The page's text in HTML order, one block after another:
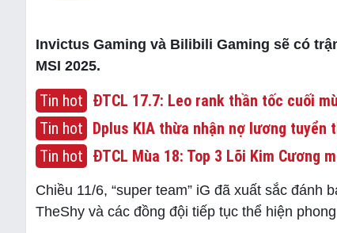
Invictus Gaming và Bilibili Gaming sẽ có
MSI 2025.
Tin hot ĐTCL 17.7: Leo rank thần tốc cuối
Tin hot Dplus KIA thừa nhận nợ lương tuyển
Tin hot ĐTCL Mùa 18: Top 3 Lõi Kim Cương
Chiều 11/6, “super team” iG đã xuất sắc
TheShy và các đồng đội tiếp tục thể hiện